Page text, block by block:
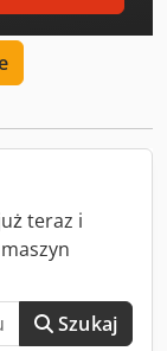
teraz i
Szukaj